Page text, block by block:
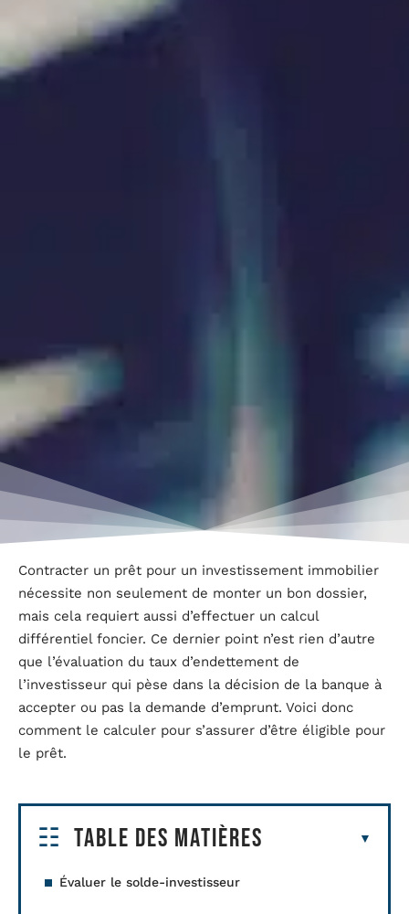
Contracter un prêt pour un investissement immobilier
nécessite non seulement de monter un bon dossier,
mais cela requiert aussi d’effectuer un calcul
différentiel foncier. Ce dernier point n’est rien d’autre
que l’évaluation du taux d’endettement de
l’investisseur qui pèse dans la décision de la banque à
accepter ou pas la demande d’emprunt. Voici donc
comment le calculer pour s’assurer d’être éligible pour
le prêt.
Table des matières
Évaluer le solde-investisseur